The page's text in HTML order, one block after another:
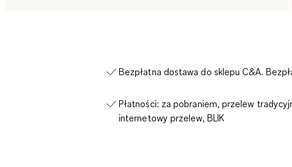
Bezpłatna dostawa do sklepu C&A.
Płatności: za pobraniem, przelew
internetowy przelew, BLIK